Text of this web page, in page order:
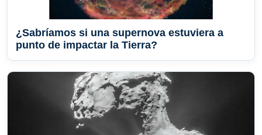
¿Sabríamos si una supernova estuviera a
punto de impactar la Tierra?